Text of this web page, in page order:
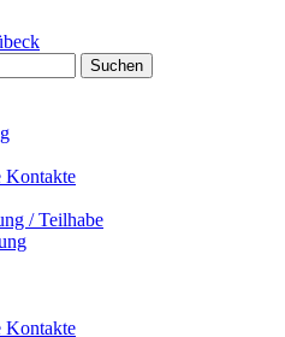
Suchen
Kontakte
/ Teilhabe
Kontakte